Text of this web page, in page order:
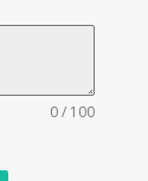
0 / 100